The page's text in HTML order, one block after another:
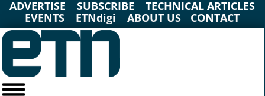
ADVERTISE SUBSCRIBE
TECHNICAL ARTICLES
EVENTS
ETNdigi ABOUT US CONTACT